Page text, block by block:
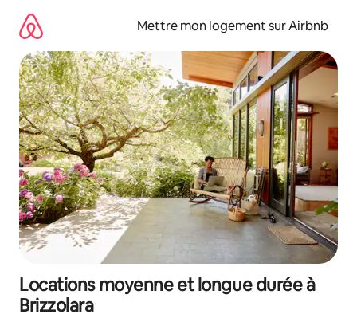
directement
contenu
Mettre mon logement sur Airbnb
Locations moyenne et longue durée à
Brizzolara